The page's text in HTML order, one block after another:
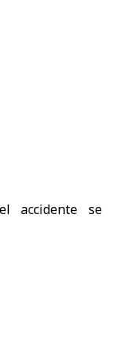
accidente se